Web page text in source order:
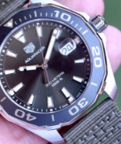
Add